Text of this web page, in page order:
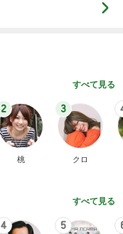
すべて見る
2
桃
3
クロ
すべて見る
4 5